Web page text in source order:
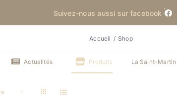
Suivez-nous aussi sur facebook
Actualités Produits La Saint-Martin
Accueil Shop